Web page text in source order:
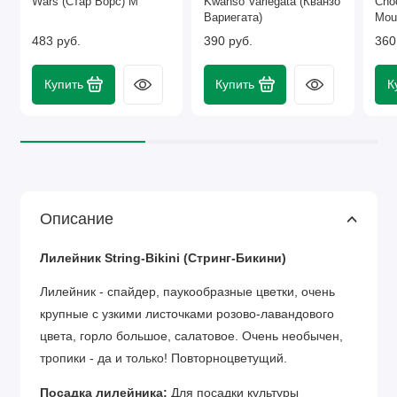
483 руб.
Купить
Вариегата)
390 руб.
Купить
Описание
Лилейник String-Bikini (Стринг-Бикини)
Лилейник - спайдер, паукообразные цветки, очень
крупные с узкими листочками розово-лавандового
цвета, горло большое, салатовое. Очень необычен,
тропики - да и только! Повторноцветущий.
Посадка лилейника: Для посадки культуры